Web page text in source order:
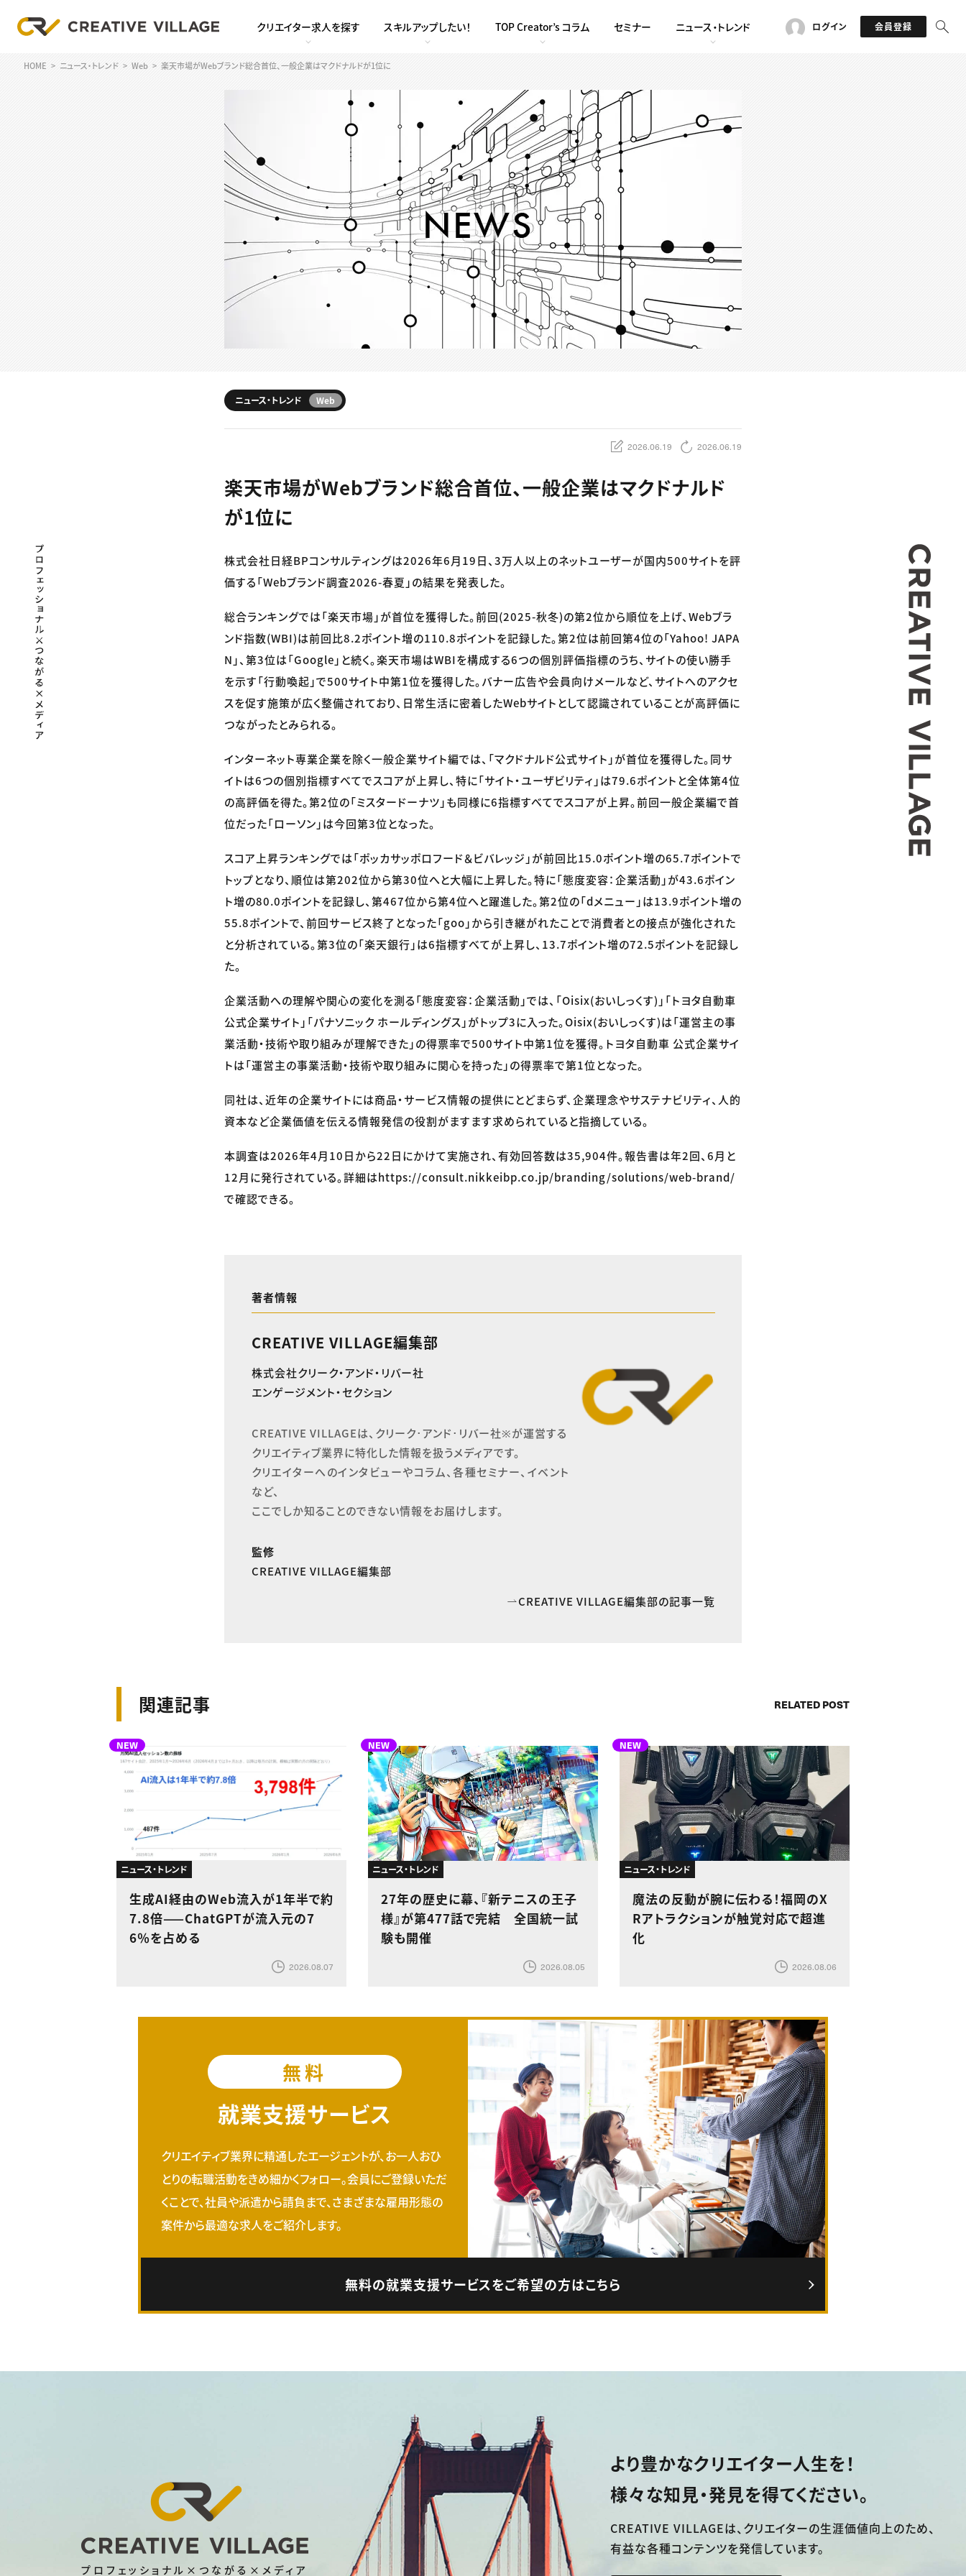
クリエイター求人を探す スキルアップしたい！ TOP Creator’s コラム セミナー ニュース・トレンド ログイン 会員登録
HOME ニュース・トレンド Web 楽天市場がWebブランド総合首位、一般企業はマクドナルドが1位に
ニュース・トレンド Web
2026.06.19 2026.06.19
楽天市場がWebブランド総合首位、一般企業はマクドナルド
が1位に
株式会社日経BPコンサルティングは2026年6月19日、3万人以上のネットユーザーが国内500サイトを評
価する「Webブランド調査2026-春夏」の結果を発表した。
総合ランキングでは「楽天市場」が首位を獲得した。前回(2025-秋冬)の第2位から順位を上げ、Webブラ
ンド指数(WBI)は前回比8.2ポイント増の110.8ポイントを記録した。第2位は前回第4位の「Yahoo! JAPA
N」、第3位は「Google」と続く。楽天市場はWBIを構成する6つの個別評価指標のうち、サイトの使い勝手
を示す「行動喚起」で500サイト中第1位を獲得した。バナー広告や会員向けメールなど、サイトへのアクセ
スを促す施策が広く整備されており、日常生活に密着したWebサイトとして認識されていることが高評価に
つながったとみられる。
インターネット専業企業を除く一般企業サイト編では、「マクドナルド公式サイト」が首位を獲得した。同サ
イトは6つの個別指標すべてでスコアが上昇し、特に「サイト・ユーザビリティ」は79.6ポイントと全体第4位
の高評価を得た。第2位の「ミスタードーナツ」も同様に6指標すべてでスコアが上昇。前回一般企業編で首
位だった「ローソン」は今回第3位となった。
スコア上昇ランキングでは「ポッカサッポロフード＆ビバレッジ」が前回比15.0ポイント増の65.7ポイントで
トップとなり、順位は第202位から第30位へと大幅に上昇した。特に「態度変容：企業活動」が43.6ポイン
ト増の80.0ポイントを記録し、第467位から第4位へと躍進した。第2位の「dメニュー」は13.9ポイント増の
55.8ポイントで、前回サービス終了となった「goo」から引き継がれたことで消費者との接点が強化された
と分析されている。第3位の「楽天銀行」は6指標すべてが上昇し、13.7ポイント増の72.5ポイントを記録し
た。
企業活動への理解や関心の変化を測る「態度変容：企業活動」では、「Oisix(おいしっくす)」「トヨタ自動車
公式企業サイト」「パナソニック ホールディングス」がトップ3に入った。Oisix(おいしっくす)は「運営主の事
業活動・技術や取り組みが理解できた」の得票率で500サイト中第1位を獲得。トヨタ自動車 公式企業サイ
トは「運営主の事業活動・技術や取り組みに関心を持った」の得票率で第1位となった。
同社は、近年の企業サイトには商品・サービス情報の提供にとどまらず、企業理念やサステナビリティ、人的
資本など企業価値を伝える情報発信の役割がますます求められていると指摘している。
本調査は2026年4月10日から22日にかけて実施され、有効回答数は35,904件。報告書は年2回、6月と
12月に発行されている。詳細はhttps://consult.nikkeibp.co.jp/branding/solutions/web-brand/
で確認できる。
著者情報
CREATIVE VILLAGE編集部
株式会社クリーク・アンド・リバー社
エンゲージメント・セクション
CREATIVE VILLAGEは、クリーク･アンド･リバー社※が運営する
クリエイティブ業界に特化した情報を扱うメディアです。
クリエイターへのインタビューやコラム、各種セミナー、イベント
など、
ここでしか知ることのできない情報をお届けします。
監修
CREATIVE VILLAGE編集部
CREATIVE VILLAGE編集部の記事一覧
関連記事 RELATED POST
NEW
ニュース・トレンド
生成AI経由のWeb流入が1年半で約
7.8倍——ChatGPTが流入元の7
6％を占める
2026.08.07
NEW
ニュース・トレンド
27年の歴史に幕、『新テニスの王子
様』が第477話で完結 全国統一試
験も開催
2026.08.05
NEW
ニュース・トレンド
魔法の反動が腕に伝わる！福岡のX
Rアトラクションが触覚対応で超進
化
2026.08.06
無料
就業支援サービス
クリエイティブ業界に精通したエージェントが、お一人おひ
とりの転職活動をきめ細かくフォロー。会員にご登録いただ
くことで、社員や派遣から請負まで、さまざまな雇用形態の
案件から最適な求人をご紹介します。
無料の就業支援サービスをご希望の方はこちら
プロフェッショナル×つながる×メディア
より豊かなクリエイター人生を！
様々な知見・発見を得てください。
CREATIVE VILLAGEは、 クリエイターの生涯価値向上のため、
有益な各種コンテンツを発信しています。